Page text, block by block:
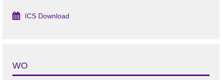
ICS Download
WO